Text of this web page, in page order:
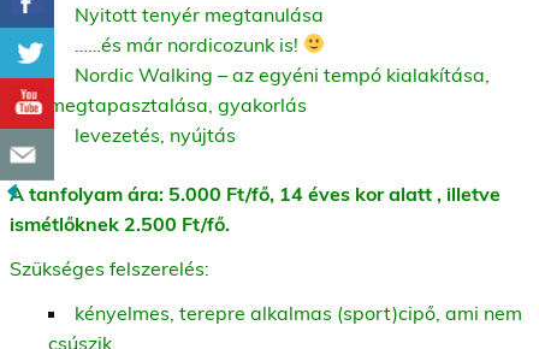
Nyitott tenyér megtanulása
……és már nordicozunk is!
Nordic Walking – az egyéni tempó kialakítása,
megtapasztalása, gyakorlás
levezetés, nyújtás
A tanfolyam ára: 5.000 Ft/fő, 14 éves kor alatt , illetve
ismétlőknek 2.500 Ft/fő.
Szükséges felszerelés:
kényelmes, terepre alkalmas (sport)cipő, ami nem
csúszik,